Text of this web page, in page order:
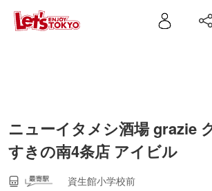
ニューイタメシ酒場 grazie
すきの南4条店 アイビル
資生館小学校前